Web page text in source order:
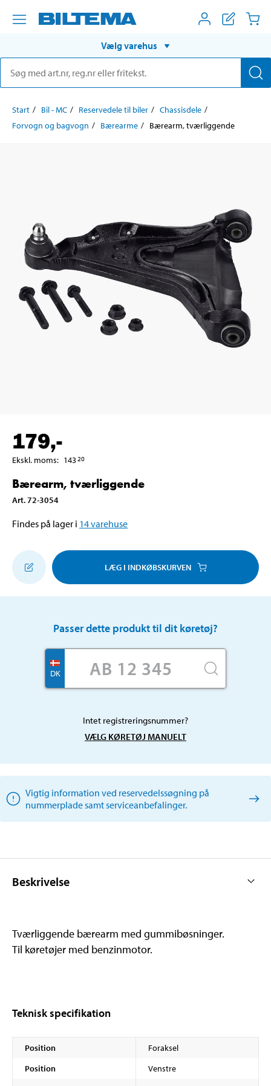
Vælg varehus
Start Bil - MC Reservedele til biler
Chassisdele
Forvogn og bagvogn
Bærearme Bærearm, tværliggende
179,-
Ekskl. moms: 14320
Bærearm, tværliggende
Art.72-3054
Findes på lager i 14varehuse
LÆG I INDKØBSKURVEN
Passer dette produkt til dit køretøj?
DK
Intet registreringsnummer?
VÆLG KØRETØJ MANUELT
Vigtig information ved reservedelssøgning på
nummerplade samt serviceanbefalinger.
Beskrivelse
Tværliggende bærearm med gummibøsninger.
Til køretøjer med benzinmotor.
Teknisk specifikation
Position
Foraksel
Position
Venstre